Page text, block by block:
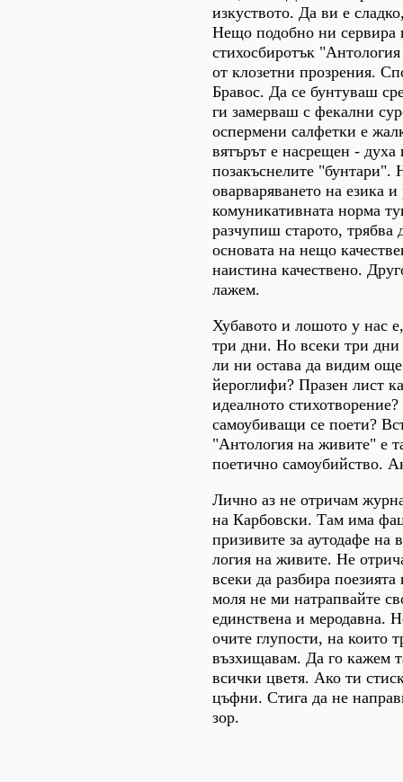
изкуството. Да ви е
Нещо подобно ни сервира
стихосбиротък
от клозетни прозрения.
Бравос. Да се бунтуваш
ги замерваш с фекални
оспермени салфетки е
вятърът е насрещен - духа
позакъснелите "бунтари".
оварваряването на езика
комуникативната норма
разчупиш старото, трябва
основата на нещо
наистина качествено.
лажем.
Хубавото и лошото у нас
три дни. Но всеки три
ли ни остава да видим
йероглифи? Празен лист
идеалното
самоубиващи се поети?
"Антология на живите" е
поетично самоубийство.
Лично аз не отричам
на Карбовски. Там има
призивите за аутодафе на
логия на живите. Не
всеки да разбира
моля не ми натрапвайте
единствена и меродавна.
очите глупости, на които
възхищавам. Да го кажем
всички цветя. Ако ти
цъфни. Стига да не
зор.